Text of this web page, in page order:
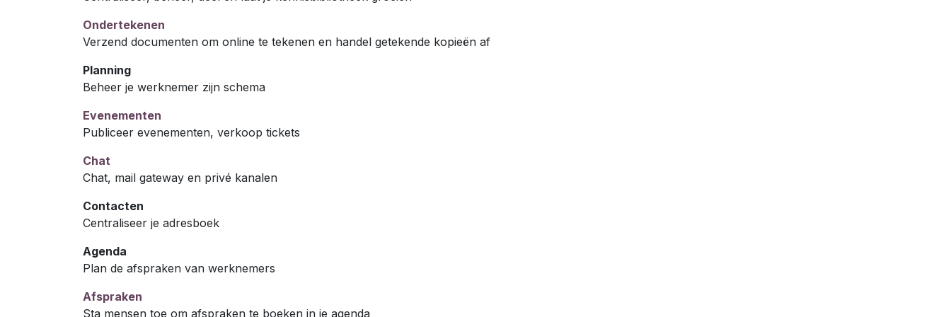
Ondertekenen
Verzend documenten om online te tekenen en handel getekende kopieën af
Planning
Beheer je werknemer zijn schema
Evenementen
Publiceer evenementen, verkoop tickets
Chat
Chat, mail gateway en privé kanalen
Contacten
Centraliseer je adresboek
Agenda
Plan de afspraken van werknemers
Afspraken
Sta mensen toe om afspraken te boeken in je agenda